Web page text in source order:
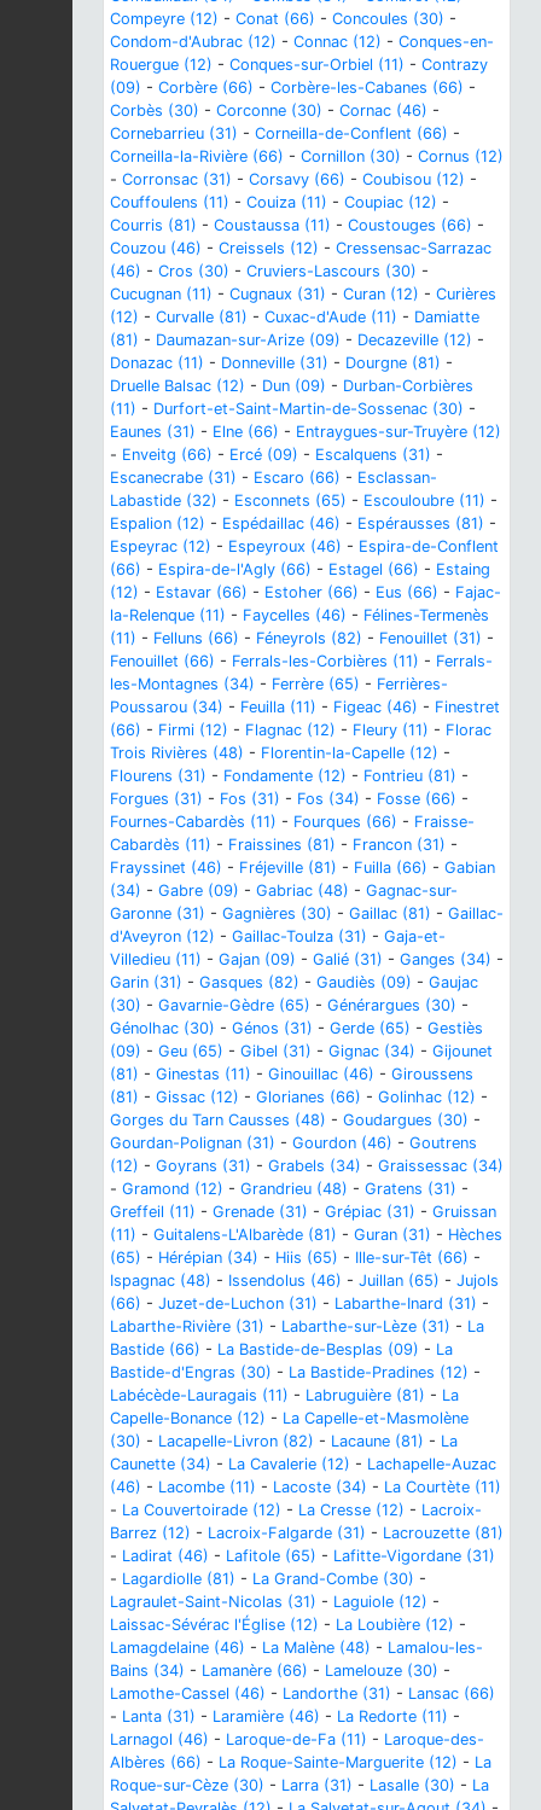
Compeyre (12) - Conat (66) - Concoules (30) -
Condom-d'Aubrac (12) - Connac (12) - Conques-en-
Rouergue (12) - Conques-sur-Orbiel (11) - Contrazy
(09) - Corbère (66) - Corbère-les-Cabanes (66) -
Corbès (30) - Corconne (30) - Cornac (46) -
Cornebarrieu (31) - Corneilla-de-Conflent (66) -
Corneilla-la-Rivière (66) - Cornillon (30) - Cornus (12)
- Corronsac (31) - Corsavy (66) - Coubisou (12) -
Couffoulens (11) - Couiza (11) - Coupiac (12) -
Courris (81) - Coustaussa (11) - Coustouges (66) -
Couzou (46) - Creissels (12) - Cressensac-Sarrazac
(46) - Cros (30) - Cruviers-Lascours (30) -
Cucugnan (11) - Cugnaux (31) - Curan (12) - Curières
(12) - Curvalle (81) - Cuxac-d'Aude (11) - Damiatte
(81) - Daumazan-sur-Arize (09) - Decazeville (12) -
Donazac (11) - Donneville (31) - Dourgne (81) -
Druelle Balsac (12) - Dun (09) - Durban-Corbières
(11) - Durfort-et-Saint-Martin-de-Sossenac (30) -
Eaunes (31) - Elne (66) - Entraygues-sur-Truyère (12)
- Enveitg (66) - Ercé (09) - Escalquens (31) -
Escanecrabe (31) - Escaro (66) - Esclassan-
Labastide (32) - Esconnets (65) - Escouloubre (11) -
Espalion (12) - Espédaillac (46) - Espérausses (81) -
Espeyrac (12) - Espeyroux (46) - Espira-de-Conflent
(66) - Espira-de-l'Agly (66) - Estagel (66) - Estaing
(12) - Estavar (66) - Estoher (66) - Eus (66) - Fajac-
la-Relenque (11) - Faycelles (46) - Félines-Termenès
(11) - Felluns (66) - Féneyrols (82) - Fenouillet (31) -
Fenouillet (66) - Ferrals-les-Corbières (11) - Ferrals-
les-Montagnes (34) - Ferrère (65) - Ferrières-
Poussarou (34) - Feuilla (11) - Figeac (46) - Finestret
(66) - Firmi (12) - Flagnac (12) - Fleury (11) - Florac
Trois Rivières (48) - Florentin-la-Capelle (12) -
Flourens (31) - Fondamente (12) - Fontrieu (81) -
Forgues (31) - Fos (31) - Fos (34) - Fosse (66) -
Fournes-Cabardès (11) - Fourques (66) - Fraisse-
Cabardès (11) - Fraissines (81) - Francon (31) -
Frayssinet (46) - Fréjeville (81) - Fuilla (66) - Gabian
(34) - Gabre (09) - Gabriac (48) - Gagnac-sur-
Garonne (31) - Gagnières (30) - Gaillac (81) - Gaillac-
d'Aveyron (12) - Gaillac-Toulza (31) - Gaja-et-
Villedieu (11) - Gajan (09) - Galié (31) - Ganges (34) -
Garin (31) - Gasques (82) - Gaudiès (09) - Gaujac
(30) - Gavarnie-Gèdre (65) - Générargues (30) -
Génolhac (30) - Génos (31) - Gerde (65) - Gestiès
(09) - Geu (65) - Gibel (31) - Gignac (34) - Gijounet
(81) - Ginestas (11) - Ginouillac (46) - Giroussens
(81) - Gissac (12) - Glorianes (66) - Golinhac (12) -
Gorges du Tarn Causses (48) - Goudargues (30) -
Gourdan-Polignan (31) - Gourdon (46) - Goutrens
(12) - Goyrans (31) - Grabels (34) - Graissessac (34)
- Gramond (12) - Grandrieu (48) - Gratens (31) -
Greffeil (11) - Grenade (31) - Grépiac (31) - Gruissan
(11) - Guitalens-L'Albarède (81) - Guran (31) - Hèches
(65) - Hérépian (34) - Hiis (65) - Ille-sur-Têt (66) -
Ispagnac (48) - Issendolus (46) - Juillan (65) - Jujols
(66) - Juzet-de-Luchon (31) - Labarthe-Inard (31) -
Labarthe-Rivière (31) - Labarthe-sur-Lèze (31) - La
Bastide (66) - La Bastide-de-Besplas (09) - La
Bastide-d'Engras (30) - La Bastide-Pradines (12) -
Labécède-Lauragais (11) - Labruguière (81) - La
Capelle-Bonance (12) - La Capelle-et-Masmolène
(30) - Lacapelle-Livron (82) - Lacaune (81) - La
Caunette (34) - La Cavalerie (12) - Lachapelle-Auzac
(46) - Lacombe (11) - Lacoste (34) - La Courtète (11)
- La Couvertoirade (12) - La Cresse (12) - Lacroix-
Barrez (12) - Lacroix-Falgarde (31) - Lacrouzette (81)
- Ladirat (46) - Lafitole (65) - Lafitte-Vigordane (31)
- Lagardiolle (81) - La Grand-Combe (30) -
Lagraulet-Saint-Nicolas (31) - Laguiole (12) -
Laissac-Sévérac l'Église (12) - La Loubière (12) -
Lamagdelaine (46) - La Malène (48) - Lamalou-les-
Bains (34) - Lamanère (66) - Lamelouze (30) -
Lamothe-Cassel (46) - Landorthe (31) - Lansac (66)
- Lanta (31) - Laramière (46) - La Redorte (11) -
Larnagol (46) - Laroque-de-Fa (11) - Laroque-des-
Albères (66) - La Roque-Sainte-Marguerite (12) - La
Roque-sur-Cèze (30) - Larra (31) - Lasalle (30) - La